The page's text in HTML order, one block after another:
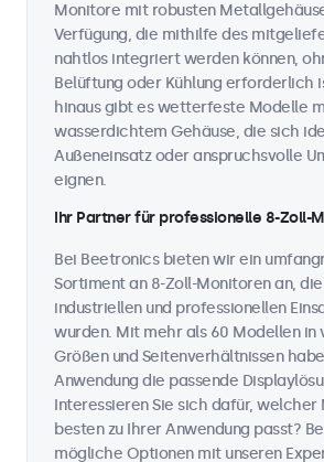
Monitore mit robusten
Verfügung, die mithilfe des
nahtlos integriert werden können,
Belüftung oder Kühlung erforderlich
hinaus gibt es wetterfeste Modelle
wasserdichtem Gehäuse, die sich
Außeneinsatz oder anspruchsvolle
eignen.
Ihr Partner für professionelle 8-Zoll-
Bei Beetronics bieten wir ein
Sortiment an 8-Zoll-Monitoren an,
industriellen und professionellen
wurden. Mit mehr als 60 Modellen in
Größen und Seitenverhältnissen
Anwendung die passende
Interessieren Sie sich dafür, welcher
besten zu Ihrer Anwendung passt?
mögliche Optionen mit unseren